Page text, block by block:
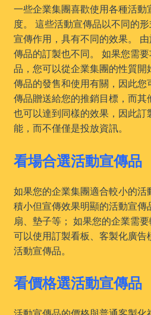
一些企業集團喜歡使用各種活動
度。 這些活動宣傳品以不同的
宣傳作用，具有不同的效果。
傳品的訂製也不同。 如果您需
品，您可以從企業集團的性質開
傳品的發售和使用有關，因此
傳品贈送給您的推銷目標，而
也可以達到同樣的效果，因此
能，而不僅僅是投放資訊。
看場合選活動宣傳品
如果您的企業集團適合較小的
積小但宣傳效果明顯的活動宣
扇、墊子等； 如果您的企業需
可以使用訂製看板、客製化廣
活動宣傳品。
看價格選活動宣傳品